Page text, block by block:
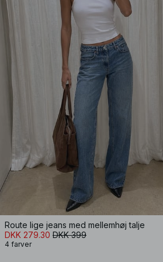
Route lige jeans med mellemhøj talje
DKK 279.30 DKK 399
4 farver